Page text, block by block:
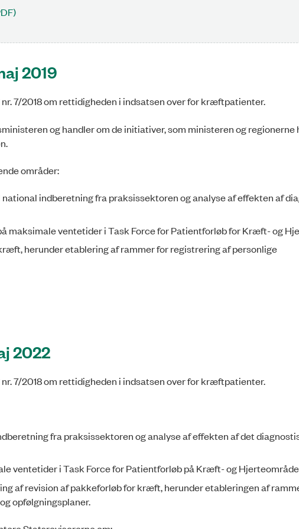
2019
7/2018 om rettidigheden i indsatsen over for kræftpatienter.
og handler om de initiativer, som ministeren og regionerne
områder:
indberetning fra praksissekto­ren og analyse af effekten af
maksimale ventetider i Task Force for Patientforløb for Kræft- og
herunder etablering af rammer for registrering af personlige
2022
7/2018 om rettidigheden i indsatsen over for kræftpatienter.
fra praksissektoren og analyse af effekten af det
ventetider i Task Force for Patientforløb på Kræft- og
af revision af pakkeforløb for kræft, herunder etableringen af
opfølgningsplaner.